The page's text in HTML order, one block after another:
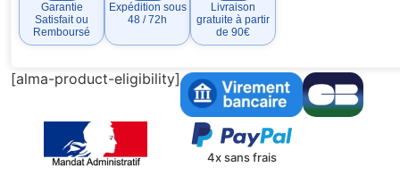
Garantie
Satisfait ou
Remboursé
Expédition sous
48 / 72h
Livraison
gratuite à partir
de 90€
[alma-product-eligibility]
4x sans frais